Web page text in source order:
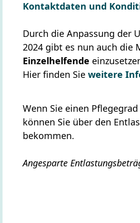
Kontaktdaten und
Durch die Anpassung der
2024 gibt es nun auch die
Einzelhelfende
Hier finden Sieweitere
Wenn Sie einen
können Sie über den
bekommen.
Angesparte